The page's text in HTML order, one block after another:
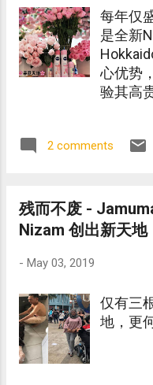
每年仅
是全新
心优势
验其高
2 comments
残而不废 -
Nizam 创出新天地
- May 03, 2019
仅有三
地，更